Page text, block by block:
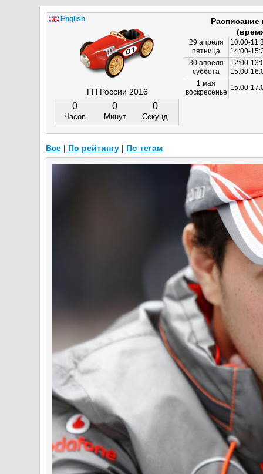
ГП России 2016
0
Часов
0
Минут
0
Секунд
29 апреля
пятница
10:00-
14:00-
30 апреля
суббота
12:00-
15:00-
1 мая
воскресенье
15:00-
English
Все| По рейтингу| По тегам